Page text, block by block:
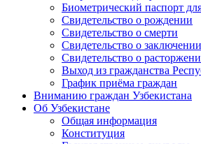
Биометрический паспорт
Свидетельство о рождении
Свидетельство о смерти
Свидетельство о
Свидетельство о
Выход из гражданства
График приёма граждан
Вниманию граждан Узбекистана
Об Узбекистане
Общая информация
Конституция